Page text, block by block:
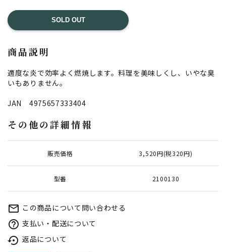
SOLD OUT
商品説明
適度な炎で効率よく燃焼します。料理を美味しくし、いやな臭
いもありません。
JAN 4975657333404
その他の詳細情報
販売価格 3,520円(税320円)
型番 2100130
mail_outline この商品について問い合わせる
help_outline 支払い・配送について
settings_backup_restore 返品について